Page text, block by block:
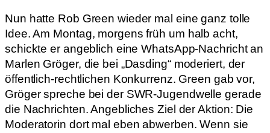
Nun hatte Rob Green wieder mal eine ganz tolle
Idee. Am Montag, morgens früh um halb acht,
schickte er angeblich eine WhatsApp-Nachricht an
Marlen Gröger, die bei „Dasding“ moderiert, der
öffentlich-rechtlichen Konkurrenz. Green gab vor,
Gröger spreche bei der SWR-Jugendwelle gerade
die Nachrichten. Angebliches Ziel der Aktion: Die
Moderatorin dort mal eben abwerben. Wenn sie